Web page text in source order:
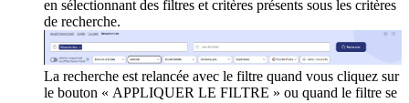
en sélectionnant des filtres et critères présents sous les critères
de recherche.
La recherche est relancée avec le filtre quand vous cliquez sur
le bouton « APPLIQUER LE FILTRE » ou quand le filtre se